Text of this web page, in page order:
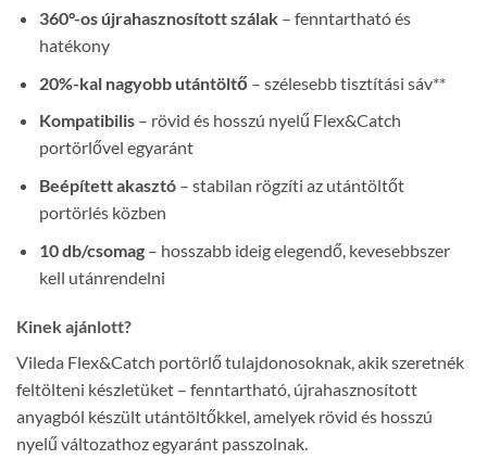
360°-os újrahasznosított szálak– fenntartható és
hatékony
20%-kal nagyobb utántöltő– szélesebb tisztítási sáv**
Kompatibilis– rövid és hosszú nyelű Flex&Catch
portörlővel egyaránt
Beépített akasztó– stabilan rögzíti az utántöltőt
portörlés közben
10 db/csomag– hosszabb ideig elegendő, kevesebbszer
kell utánrendelni
Kinek ajánlott?
Vileda Flex&Catch portörlő tulajdonosoknak, akik szeretnék
feltölteni készletüket – fenntartható, újrahasznosított
anyagból készült utántöltőkkel, amelyek rövid és hosszú
nyelű változathoz egyaránt passzolnak.